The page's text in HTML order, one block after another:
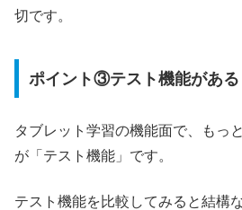
切です。
ポイント③テスト機能がある
タブレット学習の機能面で、もっ
が「テスト機能」です。
テスト機能を比較してみると結構